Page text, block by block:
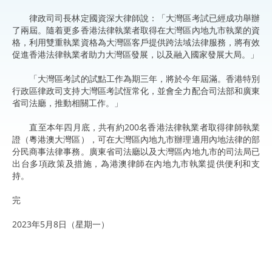
律政司司長林定國資深大律師說：「大灣區考試已經成功舉辦
了兩屆。隨着更多香港法律執業者取得在大灣區內地九市執業的資
格，利用雙重執業資格為大灣區客戶提供跨法域法律服務，將有效
促進香港法律執業者助力大灣區發展，以及融入國家發展大局。」
「大灣區考試的試點工作為期三年，將於今年屆滿。香港特別
行政區律政司支持大灣區考試恆常化，並會全力配合司法部和廣東
省司法廳，推動相關工作。」
直至本年四月底，共有約200名香港法律執業者取得律師執業
證（粵港澳大灣區），可在大灣區內地九市辦理適用內地法律的部
分民商事法律事務。廣東省司法廳以及大灣區內地九市的司法局已
出台多項政策及措施，為港澳律師在內地九市執業提供便利和支
持。
完
2023年5月8日（星期一）